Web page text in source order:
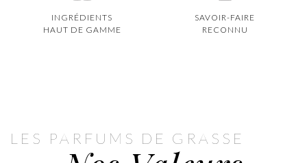
INGRÉDIENTS
HAUT DE GAMME
SAVOIR-FAIRE
RECONNU
LES PARFUMS DE GRASSE